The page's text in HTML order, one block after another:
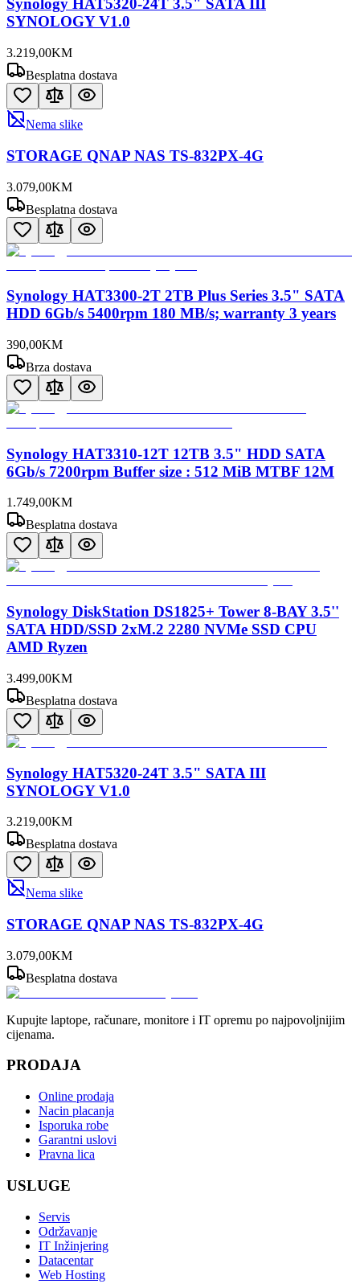
Synology HAT5320-24T 3.5" SATA III
SYNOLOGY V1.0
3.219,00KM
Besplatna dostava
Nema slike
STORAGE QNAP NAS TS-832PX-4G
3.079,00KM
Besplatna dostava
Synology HAT3300-2T 2TB Plus Series 3.5" SATA
HDD 6Gb/s 5400rpm 180 MB/s; warranty 3 years
390,00KM
Brza dostava
Synology HAT3310-12T 12TB 3.5" HDD SATA
6Gb/s 7200rpm Buffer size : 512 MiB MTBF 12M
1.749,00KM
Besplatna dostava
Synology DiskStation DS1825+ Tower 8-BAY 3.5''
SATA HDD/SSD 2xM.2 2280 NVMe SSD CPU
AMD Ryzen
3.499,00KM
Besplatna dostava
Synology HAT5320-24T 3.5" SATA III
SYNOLOGY V1.0
3.219,00KM
Besplatna dostava
Nema slike
STORAGE QNAP NAS TS-832PX-4G
3.079,00KM
Besplatna dostava
Kupujte laptope, računare, monitore i IT opremu po najpovoljnijim
cijenama.
PRODAJA
Online prodaja
Nacin placanja
Isporuka robe
Garantni uslovi
Pravna lica
USLUGE
Servis
Održavanje
IT Inžinjering
Datacentar
Web Hosting